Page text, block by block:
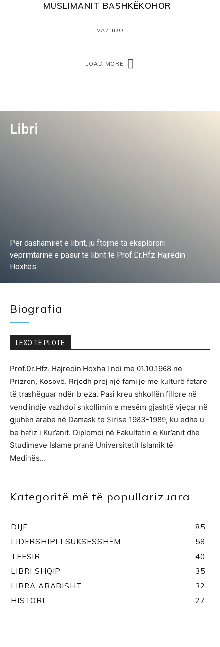
MUSLIMANIT BASHKËKOHOR
VAZHDO
LOAD MORE
Libri
Për dashamirët e librit, ju ftojmë ta eksploroni
veprimtarinë e pasur të librit të Prof.Dr.Hfz Hajredin
Hoxhës
Biografia
LEXO TË PLOTË
Prof.Dr.Hfz. Hajredin Hoxha lindi me 01.10.1968 ne
Prizren, Kosovë. Rrjedh prej një familje me kulturë fetare
të trashëguar ndër breza. Pasi kreu shkollën fillore në
vendlindje vazhdoi shkollimin e mesëm gjashtë vjeçar në
gjuhën arabe në Damask te Sirise 1983-1989, ku edhe u
be hafiz i Kur’anit. Diplomoi në Fakultetin e Kur’anit dhe
Studimeve Islame pranë Universitetit Islamik të
Medinës…
Kategoritë më të popullarizuara
DIJE
85
LIDERSHIPI I SUKSESSHËM
58
TEFSIR
40
LIBRI SHQIP
35
LIBRA ARABISHT
32
HISTORI
27